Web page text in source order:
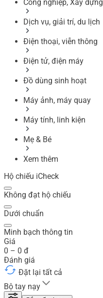
Công nghiệp, Xây dựng
Dịch vụ, giải trí, du lịch
Điện thoại, viễn thông
Điện tử, điện máy
Đồ dùng sinh hoạt
Máy ảnh, máy quay
Máy tính, linh kiện
Mẹ & Bé
Xem thêm
Hộ chiếu iCheck
Không đạt hộ chiếu
Dưới chuẩn
Minh bạch thông tin
Giá
0 – 0 đ
Đánh giá
Đặt lại tất cả
Bộ tay nạy